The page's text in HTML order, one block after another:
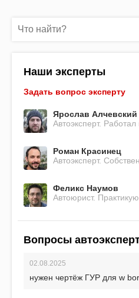
Наши эксперты
Задать вопрос эксперту
Ярослав Алчевский
Автоэксперт.
Роман Красинец
Автоэксперт.
Феликс Наумов
Автоюрист.
Вопросы
02.08.2025
нужен чертёж ГУР для w